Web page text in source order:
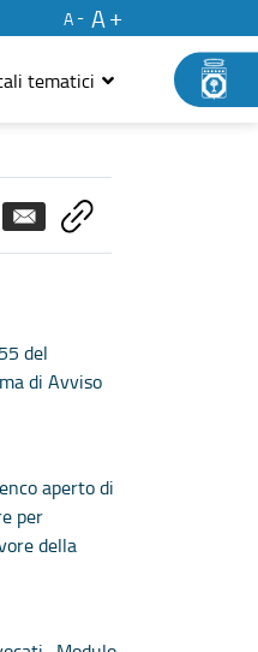
A
A
tematici
del
di Avviso
aperto di
per
della